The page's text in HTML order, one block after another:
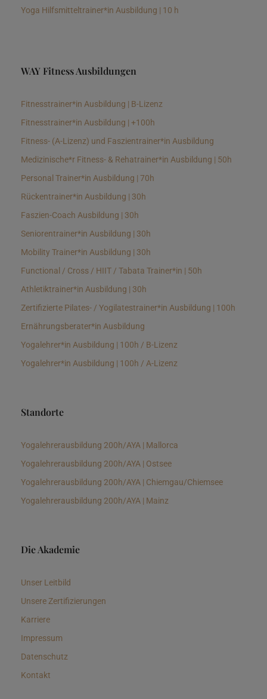
Yoga Hilfsmitteltrainer*in Ausbildung | 10 h
WAY Fitness Ausbildungen
Fitnesstrainer*in Ausbildung | B-Lizenz
Fitnesstrainer*in Ausbildung | +100h
Fitness- (A-Lizenz) und Faszientrainer*in Ausbildung
Medizinische*r Fitness- & Rehatrainer*in Ausbildung | 50h
Personal Trainer*in Ausbildung | 70h
Rückentrainer*in Ausbildung | 30h
Faszien-Coach Ausbildung | 30h
Seniorentrainer*in Ausbildung | 30h
Mobility Trainer*in Ausbildung | 30h
Functional / Cross / HIIT / Tabata Trainer*in | 50h
Athletiktrainer*in Ausbildung | 30h
Zertifizierte Pilates- / Yogilatestrainer*in Ausbildung | 100h
Ernährungsberater*in Ausbildung
Yogalehrer*in Ausbildung | 100h / B-Lizenz
Yogalehrer*in Ausbildung | 100h / A-Lizenz
Standorte
Yogalehrerausbildung 200h/AYA | Mallorca
Yogalehrerausbildung 200h/AYA | Ostsee
Yogalehrerausbildung 200h/AYA | Chiemgau/Chiemsee
Yogalehrerausbildung 200h/AYA | Mainz
Die Akademie
Unser Leitbild
Unsere Zertifizierungen
Karriere
Impressum
Datenschutz
Kontakt